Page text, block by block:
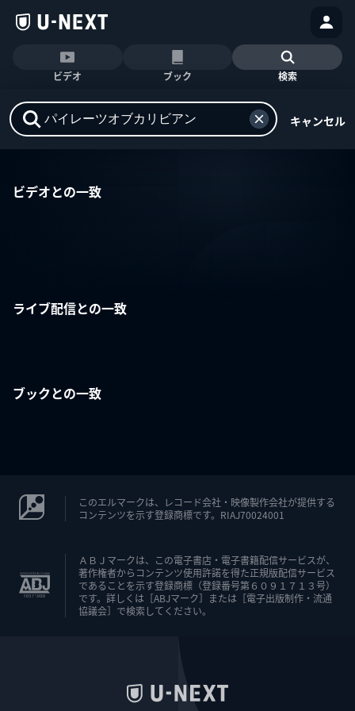
ビデオ ブック 検索
キャンセル
ビデオとの一致
ライブ配信との一致
ブックとの一致
このエルマークは、レコード会社・映像製作会社が提供する
コンテンツを示す登録商標です。RIAJ70024001
ＡＢＪマークは、この電子書店・電子書籍配信サービスが、
著作権者からコンテンツ使用許諾を得た正規版配信サービス
であることを示す登録商標（登録番号第６０９１７１３号）
です。詳しくは［ABJマーク］または［電子出版制作・流通
協議会］で検索してください。